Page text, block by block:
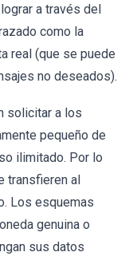
a través del
como la
real (que se puede
no deseados).
solicitar a los
pequeño de
ilimitado. Por lo
transfieren al
Los esquemas
genuina o
sus datos